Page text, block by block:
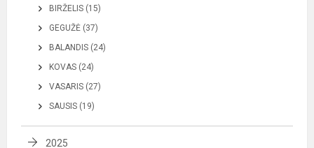
BIRŽELIS (15)
GEGUŽĖ (37)
BALANDIS (24)
KOVAS (24)
VASARIS (27)
SAUSIS (19)
2025